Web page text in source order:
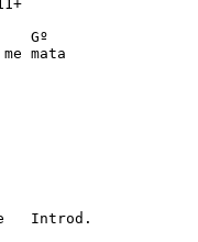
Gº
mata
Introd.